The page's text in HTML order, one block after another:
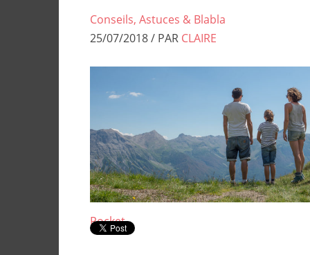
Conseils, Astuces & Blabla
25/07/2018 / PAR CLAIRE
Pocket